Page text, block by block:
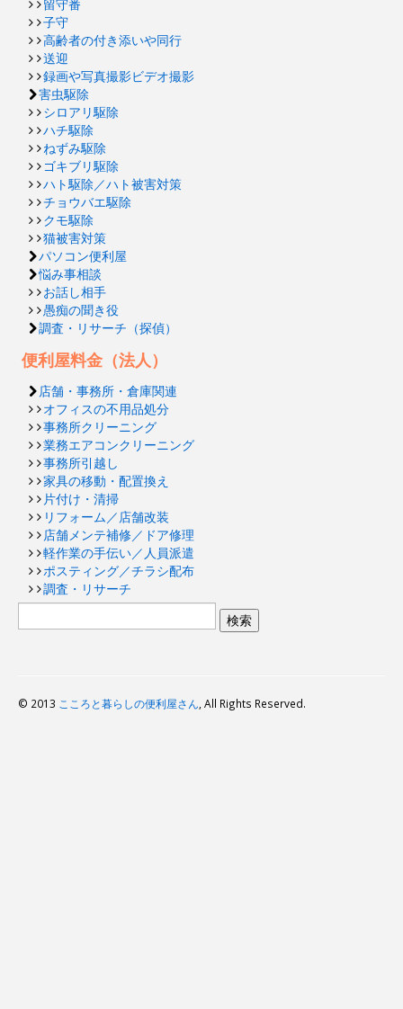
留守番
子守
高齢者の付き添いや同行
送迎
録画や写真撮影ビデオ撮影
害虫駆除
シロアリ駆除
ハチ駆除
ねずみ駆除
ゴキブリ駆除
ハト駆除／ハト被害対策
チョウバエ駆除
クモ駆除
猫被害対策
パソコン便利屋
悩み事相談
お話し相手
愚痴の聞き役
調査・リサーチ（探偵）
便利屋料金（法人）
店舗・事務所・倉庫関連
オフィスの不用品処分
事務所クリーニング
業務エアコンクリーニング
事務所引越し
家具の移動・配置換え
片付け・清掃
リフォーム／店舗改装
店舗メンテ補修／ドア修理
軽作業の手伝い／人員派遣
ポスティング／チラシ配布
調査・リサーチ
© 2013 こころと暮らしの便利屋さん , All Rights Reserved.